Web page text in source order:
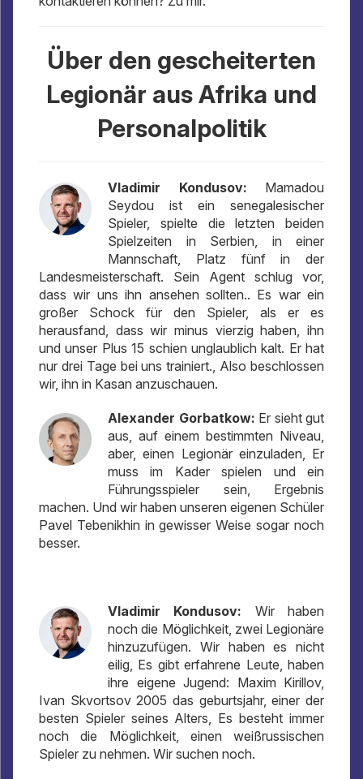
Über den gescheiterten
Legionär aus Afrika und
Personalpolitik
Vladimir Kondusov: Mamadou
Seydou ist ein senegalesischer
Spieler, spielte die letzten beiden
Spielzeiten in Serbien, in einer
Mannschaft, Platz fünf in der
Landesmeisterschaft. Sein Agent schlug vor,
dass wir uns ihn ansehen sollten.. Es war ein
großer Schock für den Spieler, als er es
herausfand, dass wir minus vierzig haben, ihn
und unser Plus 15 schien unglaublich kalt. Er hat
nur drei Tage bei uns trainiert., Also beschlossen
wir, ihn in Kasan anzuschauen.
Alexander Gorbatkow: Er sieht gut
aus, auf einem bestimmten Niveau,
aber, einen Legionär einzuladen, Er
muss im Kader spielen und ein
Führungsspieler sein, Ergebnis
machen. Und wir haben unseren eigenen Schüler
Pavel Tebenikhin in gewisser Weise sogar noch
besser.
Vladimir Kondusov: Wir haben
noch die Möglichkeit, zwei Legionäre
hinzuzufügen. Wir haben es nicht
eilig, Es gibt erfahrene Leute, haben
ihre eigene Jugend: Maxim Kirillov,
Ivan Skvortsov 2005 das geburtsjahr, einer der
besten Spieler seines Alters, Es besteht immer
noch die Möglichkeit, einen weißrussischen
Spieler zu nehmen. Wir suchen noch.